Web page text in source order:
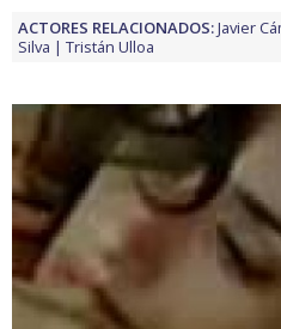
ACTORES RELACIONADOS:Javier
Silva
Tristán Ulloa